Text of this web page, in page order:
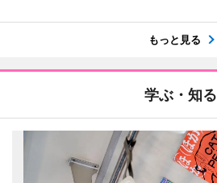
もっと見る
学ぶ・知る